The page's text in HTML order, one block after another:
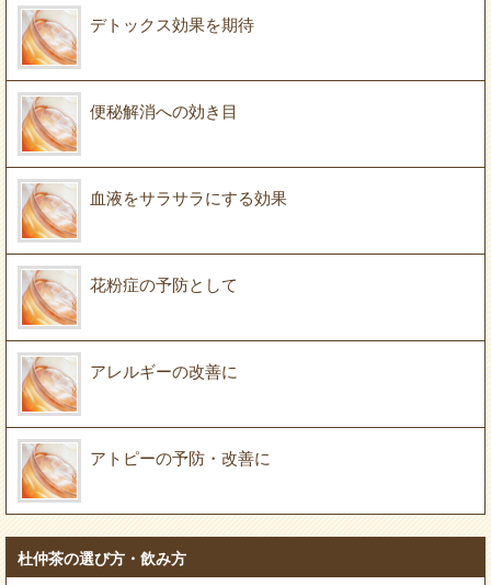
デトックス効果を期待
便秘解消への効き目
血液をサラサラにする効果
花粉症の予防として
アレルギーの改善に
アトピーの予防・改善に
杜仲茶の選び方・飲み方